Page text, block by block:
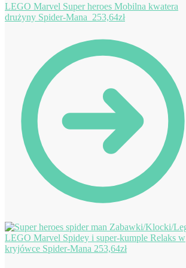
LEGO Marvel Super heroes Mobilna kwatera
drużyny Spider-Mana 253,64zł
LEGO Marvel Spidey i super-kumple Relaks w
kryjówce Spider-Mana 253,64zł